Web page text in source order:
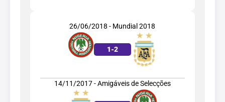
26/06/2018 - Mundial 2018
1-2
14/11/2017 - Amigáveis de Selecções